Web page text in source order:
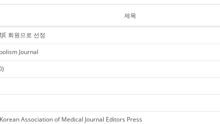
제목
회원으로 선정
Journal
Association of Medical Journal Editors Press